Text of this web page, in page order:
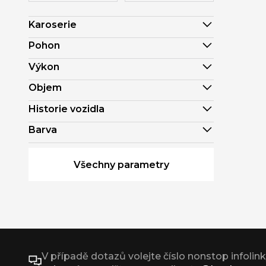
Karoserie
Pohon
Výkon
Objem
Historie vozidla
Barva
Všechny parametry
V případě dotazů volejte číslo nonstop